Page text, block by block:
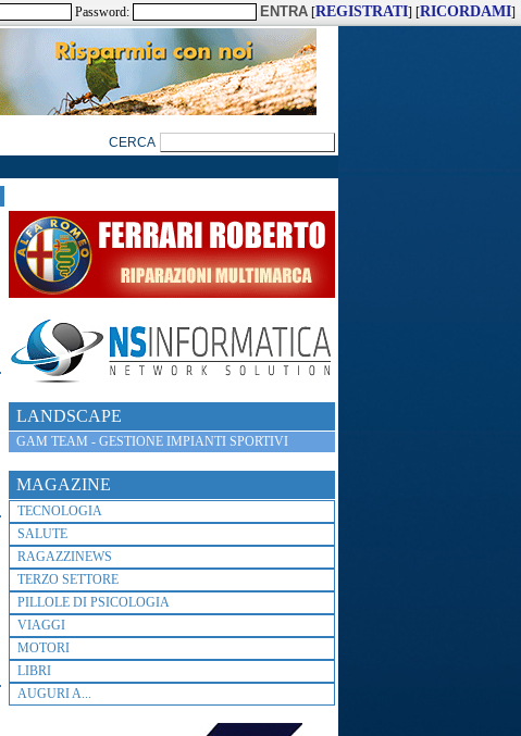
Password: [REGISTRATI] [RICORDAMI]
LANDSCAPE
GAM TEAM - GESTIONE IMPIANTI SPORTIVI
MAGAZINE
TECNOLOGIA
SALUTE
RAGAZZINEWS
TERZO SETTORE
PILLOLE DI PSICOLOGIA
VIAGGI
MOTORI
LIBRI
AUGURI A...